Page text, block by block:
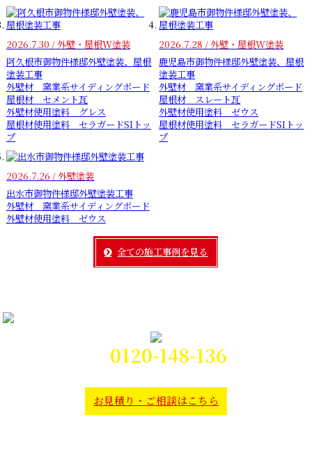
2026.7.30 / 外壁・屋根W塗装
阿久根市御物件様邸外壁塗装、屋根
塗装工事
外壁材 窯業系サイディングボード
屋根材 セメント瓦
外壁材使用塗料 グレス
屋根材使用塗料 セラガードSIトッ
プ
2026.7.28 / 外壁・屋根W塗装
鹿児島市御物件様邸外壁塗装、屋根
塗装工事
外壁材 窯業系サイディングボード
屋根材 スレート瓦
外壁材使用塗料 ゼウス
屋根材使用塗料 セラガードSIトッ
プ
2026.7.26 / 外壁塗装
出水市御物件様邸外壁塗装工事
外壁材 窯業系サイディングボード
外壁材使用塗料 ゼウス
全ての施工事例を見る
0120-148-136
お見積り・ご相談はこちら